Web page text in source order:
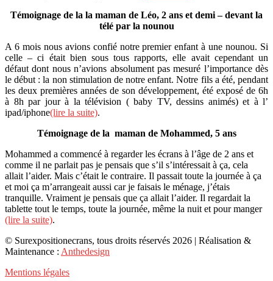
Témoignage de la la maman de Léo, 2 ans et demi – devant la
télé par la nounou
A 6 mois nous avions confié notre premier enfant à une nounou. Si
celle – ci était bien sous tous rapports, elle avait cependant un
défaut dont nous n’avions absolument pas mesuré l’importance dès
le début : la non stimulation de notre enfant. Notre fils a été, pendant
les deux premières années de son développement, été exposé de 6h
à 8h par jour à la télévision ( baby TV, dessins animés) et à l’
ipad/iphone(lire la suite).
Témoignage de la maman de Mohammed, 5 ans
Mohammed a commencé à regarder les écrans à l’âge de 2 ans et
comme il ne parlait pas je pensais que s’il s’intéressait à ça, cela
allait l’aider. Mais c’était le contraire. Il passait toute la journée à ça
et moi ça m’arrangeait aussi car je faisais le ménage, j’étais
tranquille. Vraiment je pensais que ça allait l’aider. Il regardait la
tablette tout le temps, toute la journée, même la nuit et pour manger
(lire la suite).
© Surexpositionecrans, tous droits réservés 2026 | Réalisation &
Maintenance : Anthedesign
Mentions légales